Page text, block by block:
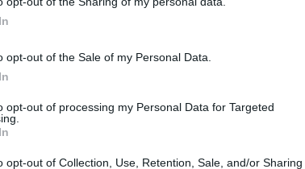
opt-out of the Sale of my Personal Data.
opt-out of processing my Personal Data for Targeted
opt-out of Collection, Use, Retention, Sale, and/or Sharing